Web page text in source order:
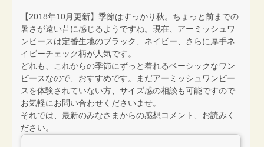
【2018年10月更新】季節はすっかり秋。ちょっと前までの
暑さが遠い昔に感じるようですね。現在、アーミッシュワ
ンピースは定番生地のブラック、ネイビー、さらに厚手ネ
イビーチェック柄が人気です。
どれも、これからの季節にずっと着れるベーシックなワン
ピースなので、おすすめです。まだアーミッシュワンピー
スを体験されていない方、サイズ感の相談も可能ですので
お気軽にお問い合わせくださいませ。
それでは、最新のみなさまからの感想コメント、お読みく
ださい。